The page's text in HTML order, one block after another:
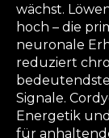
wächst.
hoch – die
neuronale
reduziert
Signale.
Energetik
für